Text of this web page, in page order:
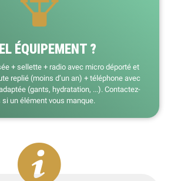
ÉQUIPEMENT ?
+ sellette + radio avec micro déporté et
replié (moins d’un an) + téléphone avec
(gants, hydratation, ...). Contactez-
si un élément vous manque.